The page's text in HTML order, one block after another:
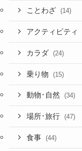
ことわざ (14)
アクティビティ
カラダ (24)
乗り物 (15)
動物･自然 (34)
場所･旅行 (47)
食事 (44)